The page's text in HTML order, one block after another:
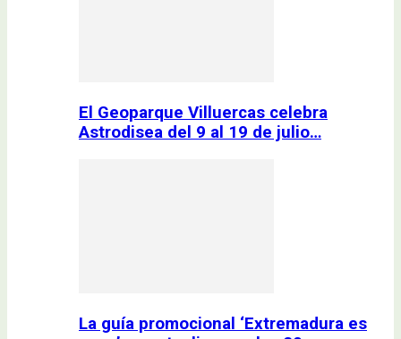
El Geoparque Villuercas celebra
Astrodisea del 9 al 19 de julio…
La guía promocional ‘Extremadura es